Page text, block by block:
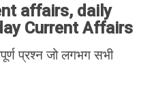
affairs, daily
Current Affairs
प्रश्न जो लगभग सभी